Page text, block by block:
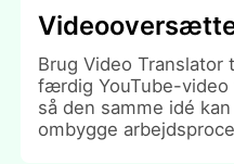
Brug Video
færdig YouTube-
så den samme idé
ombygge